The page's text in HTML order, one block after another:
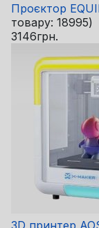
Проєктор
товару: 18995)
3146грн.
3D принтер